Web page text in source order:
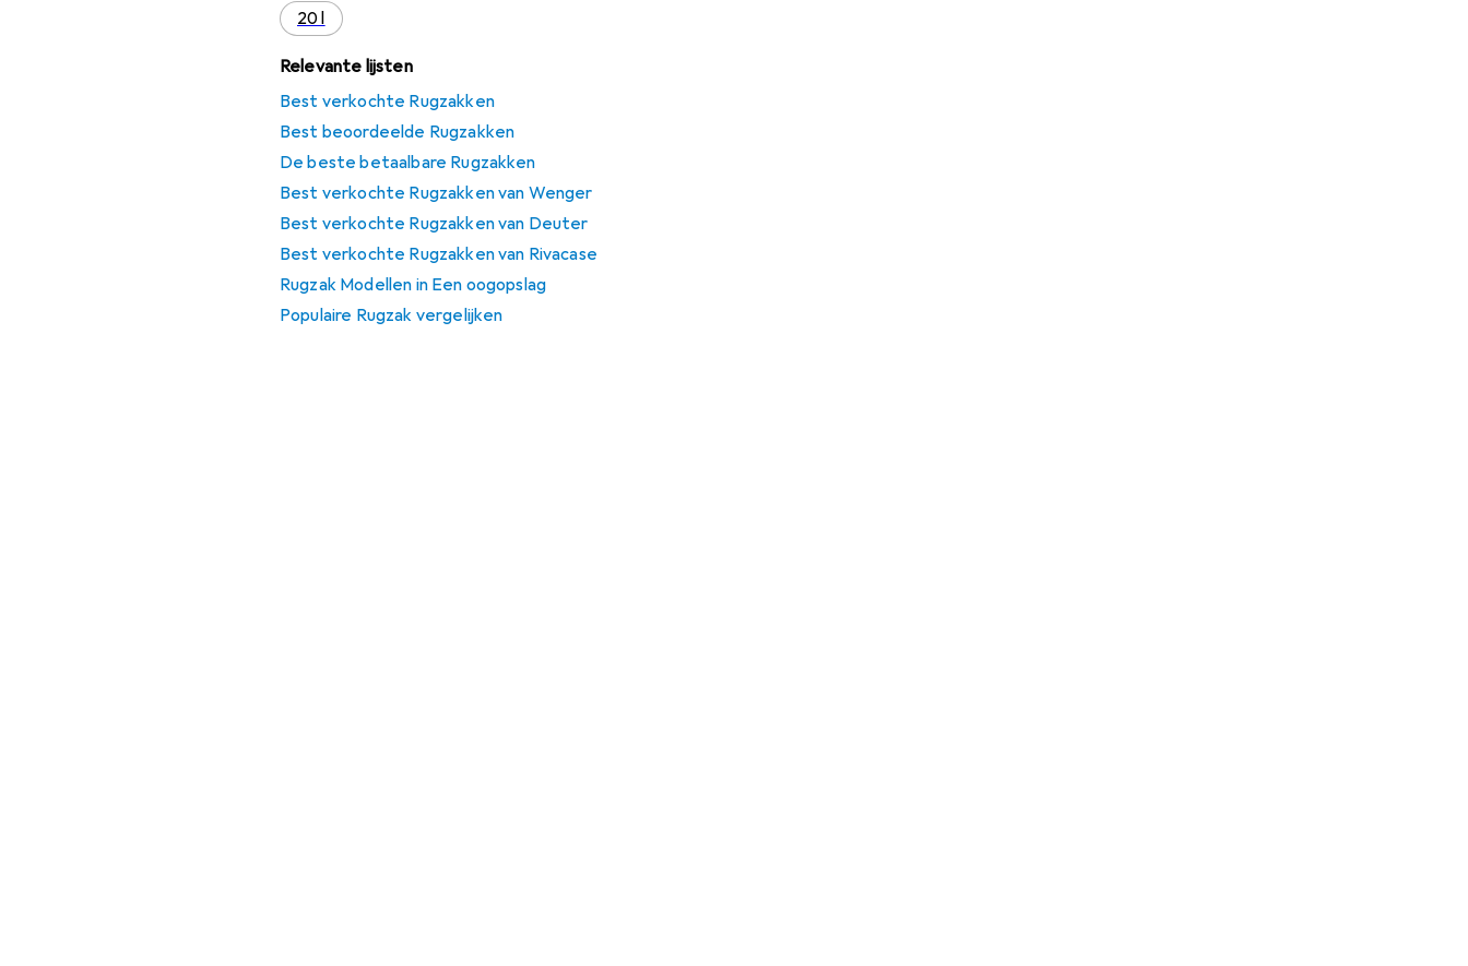
20 l
Relevante lijsten
Best verkochte Rugzakken
Best beoordeelde Rugzakken
De beste betaalbare Rugzakken
Best verkochte Rugzakken van Wenger
Best verkochte Rugzakken van Deuter
Best verkochte Rugzakken van Rivacase
Rugzak Modellen in Een oogopslag
Populaire Rugzak vergelijken